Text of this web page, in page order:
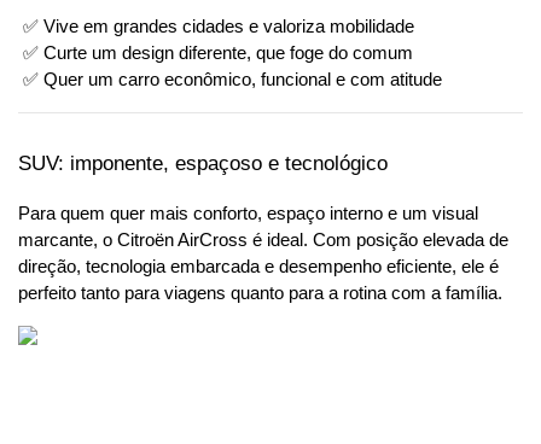
✅ Vive em grandes cidades e valoriza mobilidade
✅ Curte um design diferente, que foge do comum
✅ Quer um carro econômico, funcional e com atitude
SUV: imponente, espaçoso e tecnológico
Para quem quer mais conforto, espaço interno e um visual
marcante, o Citroën AirCross é ideal. Com posição elevada de
direção, tecnologia embarcada e desempenho eficiente, ele é
perfeito tanto para viagens quanto para a rotina com a família.